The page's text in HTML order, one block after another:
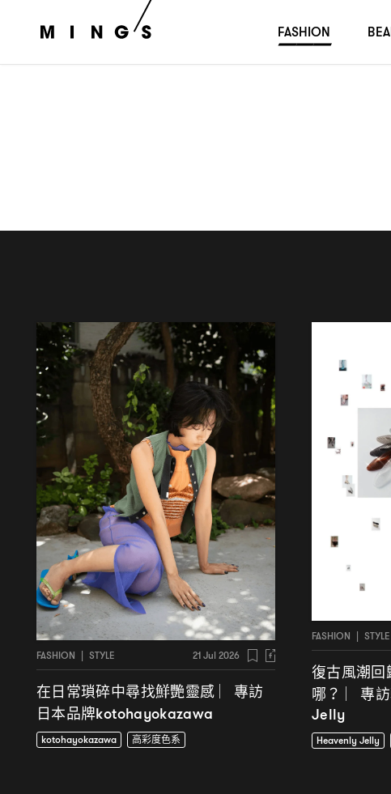
FASHION | STYLE 21 Jul 2026
在日常瑣碎中尋找鮮艷靈感 ︳專訪
日本品牌kotohayokazawa
kotohayokazawa 高彩度色系
FASHION | STYLE
復古風潮回
哪？ ︳專
Jelly
Heavenly Jelly
FASHION